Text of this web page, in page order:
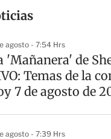
agosto - 7:54 Hrs
'Mañanera' de
Temas de la
7 de agosto de
agosto - 7:39 Hrs